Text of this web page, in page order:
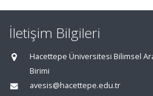
İletişim Bilgileri
Hacettepe Üniversitesi Bilimsel
Birimi
avesis@hacettepe.edu.tr